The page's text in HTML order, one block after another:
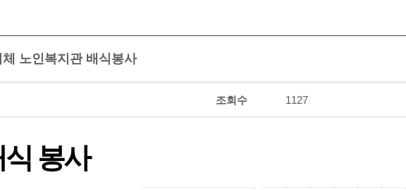
노인복지관 배식봉사
조회수 1127
봉사